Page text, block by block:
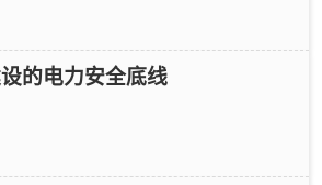
的电力安全底线